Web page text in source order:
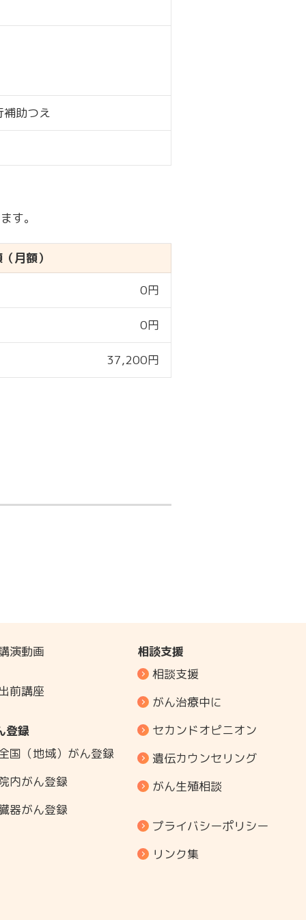
助つえ
す。
月額）
0円
0円
37,200円
演動画
前講座
登録
国（地域）がん登録
内がん登録
器がん登録
相談支援
相談支援
がん治療中に
セカンドオピニオン
遺伝カウンセリング
がん生殖相談
プライバシーポリシー
リンク集